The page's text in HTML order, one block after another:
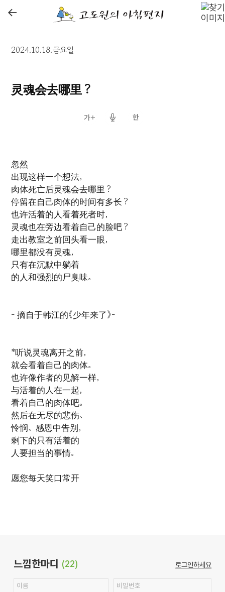
←
2024.10.18.금요일
灵魂会去哪里？
忽然
出现这样一个想法，
肉体死亡后灵魂会去哪里？
停留在自己肉体的时间有多长？
也许活着的人看着死者时，
灵魂也在旁边看着自己的脸吧？
走出教室之前回头看一眼，
哪里都没有灵魂，
只有在沉默中躺着
的人和强烈的尸臭味。
- 摘自于韩江的《少年来了》-
*听说灵魂离开之前，
就会看着自己的肉体。
也许像作者的见解一样，
与活着的人在一起，
看着自己的肉体吧。
然后在无尽的悲伤、
怜悯、感恩中告别，
剩下的只有活着的
人要担当的事情。
愿您每天笑口常开
느낌한마디 (22) 로그인하세요